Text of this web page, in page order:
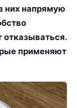
них напрямую
отказываться.
применяют